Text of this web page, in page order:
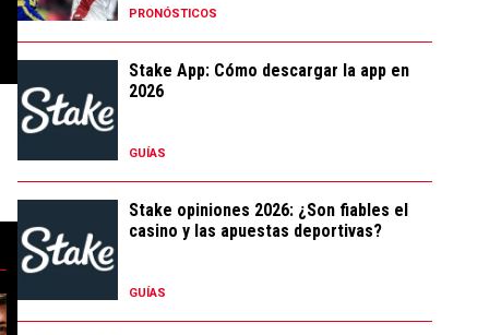
club de Sudamérica: los detalles" con 51 comentarios.
da Gama llegaron a un acuerdo por Facundo Colidio: los detalles de
con el título "Uno por uno, los millones que gastó River en
PRONÓSTICOS
Stake App: Cómo descargar la app en
2026
GUÍAS
Stake opiniones 2026: ¿Son fiables el
casino y las apuestas deportivas?
GUÍAS